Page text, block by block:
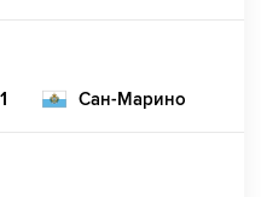
Сан-Марино